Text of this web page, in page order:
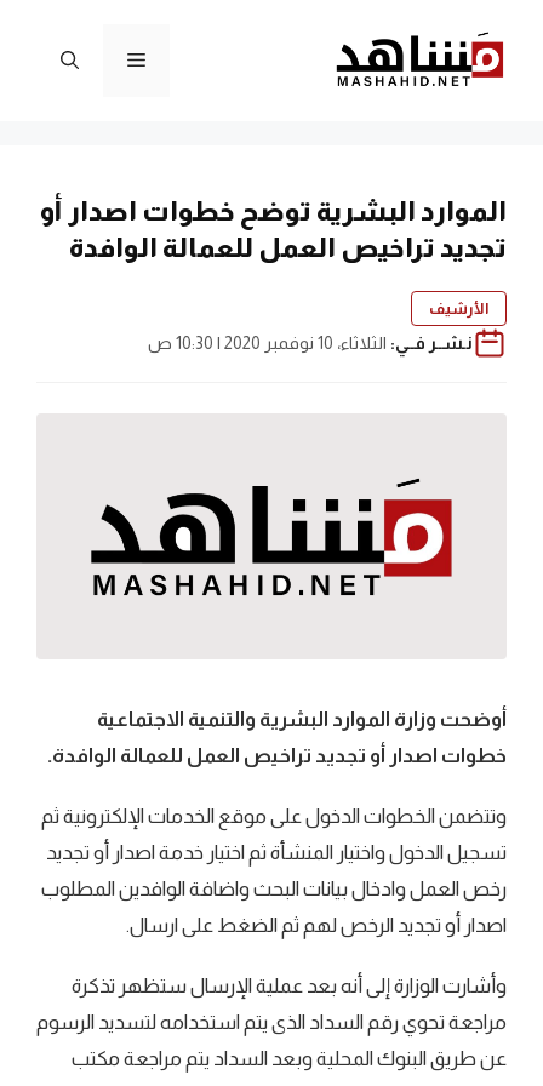
المحتوى
القائمة
الموارد البشرية توضح خطوات اصدار أو
تجديد تراخيص العمل للعمالة الوافدة
الأرشيف
نـشــر فــي: الثلاثاء، 10 نوفمبر 2020 | 10:30 ص
أوضحت وزارة الموارد البشرية والتنمية الاجتماعية
خطوات اصدار أو تجديد تراخيص العمل للعمالة الوافدة.
وتتضمن الخطوات الدخول على موقع الخدمات الإلكترونية ثم
تسجيل الدخول واختيار المنشأة ثم اختيار خدمة اصدار أو تجديد
رخص العمل وادخال بيانات البحث واضافة الوافدين المطلوب
اصدار أو تجديد الرخص لهم ثم الضغط على ارسال.
وأشارت الوزارة إلى أنه بعد عملية الإرسال ستظهر تذكرة
مراجعة تحوي رقم السداد الذى يتم استخدامه لتسديد الرسوم
عن طريق البنوك المحلية وبعد السداد يتم مراجعة مكتب